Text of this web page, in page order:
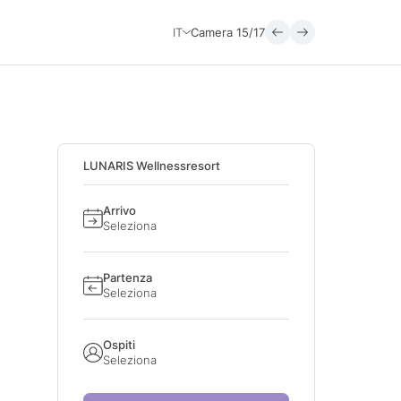
IT Camera 15/17
LUNARIS Wellnessresort
Arrivo
Seleziona
Partenza
Seleziona
Ospiti
Seleziona